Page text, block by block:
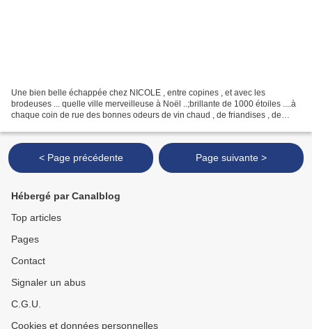
Une bien belle échappée chez NICOLE , entre copines , et avec les
brodeuses ... quelle ville merveilleuse à Noël ..;brillante de 1000 étoiles ....à
chaque coin de rue des bonnes odeurs de vin chaud , de friandises , de
< Page précédente Page suivante >
Hébergé par Canalblog
Top articles
Pages
Contact
Signaler un abus
C.G.U.
Cookies et données personnelles